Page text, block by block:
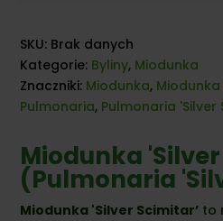
SKU: Brak danych
Kategorie: Byliny, Miodunka
Znaczniki: Miodunka,
Pulmonaria, Pulmonaria 'Silver
Miodunka
(Pulmonaria
Miodunka 'Silver Scimitar’ to